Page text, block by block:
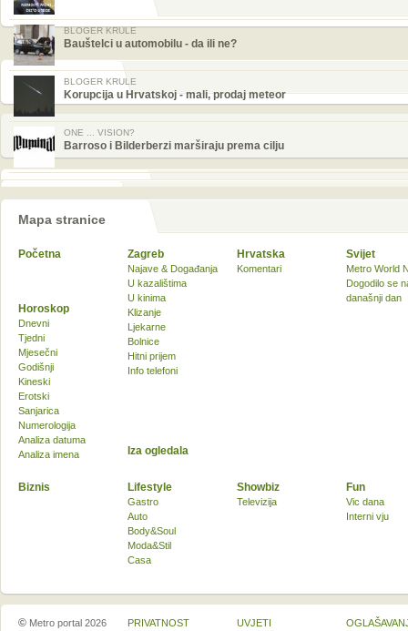
BLOGER KRULE
Bauštelci u automobilu - da ili ne?
BLOGER KRULE
Korupcija u Hrvatskoj - mali, prodaj meteor
ONE ... VISION?
Barroso i Bilderberzi marširaju prema cilju
Mapa stranice
Početna Zagreb
Najave & Događanja
U kazalištima
U kinima
Klizanje
Ljekarne
Bolnice
Hitni prijem
Info telefoni
Hrvatska
Komentari
Svijet
Metro World
Dogodilo se
današnji dan
Biznis Lifestyle
Gastro
Auto
Body&Soul
Moda&Stil
Casa
Showbiz
Televizija
Fun
Vic dana
Interni vju
Horoskop
Dnevni
Tjedni
Mjesečni
Godišnji
Kineski
Erotski
Sanjarica
Numerologija
Analiza datuma
Analiza imena
Iza ogledala
© Metro portal 2026 PRIVATNOST UVJETI